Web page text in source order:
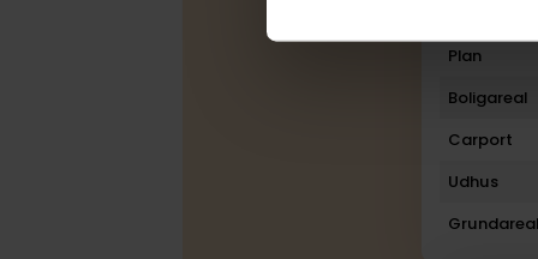
Plan
Boligareal
Carport
Udhus
Grundareal